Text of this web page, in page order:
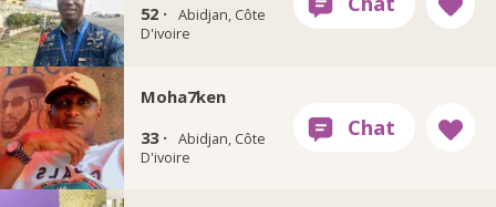
52 · Abidjan, Côte
D'ivoire
Moha7ken
33 · Abidjan, Côte
D'ivoire